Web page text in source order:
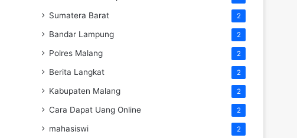
Sumatera Barat 2
Bandar Lampung 2
Polres Malang 2
Berita Langkat 2
Kabupaten Malang 2
Cara Dapat Uang Online 2
mahasiswi 2